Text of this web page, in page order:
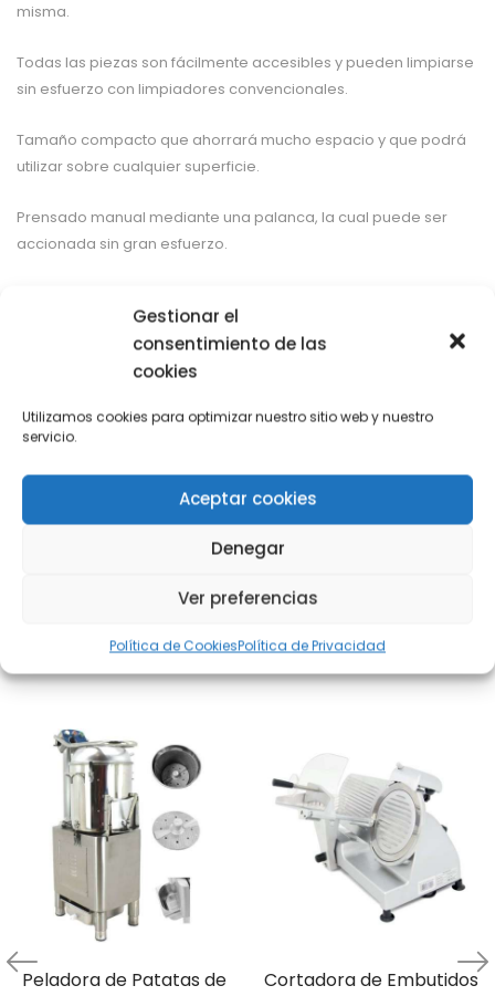
Gestionar el
consentimiento de las
cookies
Utilizamos cookies para optimizar nuestro sitio web y nuestro
servicio.
Aceptar cookies
Denegar
Ver preferencias
Política de CookiesPolítica de Privacidad
misma.
Todas las piezas son fácilmente accesibles y pueden limpiarse
sin esfuerzo con limpiadores convencionales.
Tamaño compacto que ahorrará mucho espacio y que podrá
utilizar sobre cualquier superficie.
Prensado manual mediante una palanca, la cual puede ser
accionada sin gran esfuerzo.
MAQUINARIA DE PREPARACION DE ALIMENTOS
Peladora de Patatas de
Cortadora de Embutidos